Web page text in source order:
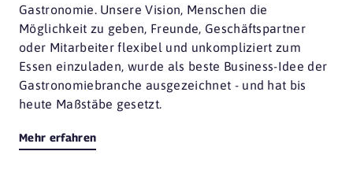
Gastronomie. Unsere Vision, Menschen die
Möglichkeit zu geben, Freunde, Geschäftspartner
oder Mitarbeiter flexibel und unkompliziert zum
Essen einzuladen, wurde als beste Business-Idee der
Gastronomiebranche ausgezeichnet - und hat bis
heute Maßstäbe gesetzt.
Mehr erfahren